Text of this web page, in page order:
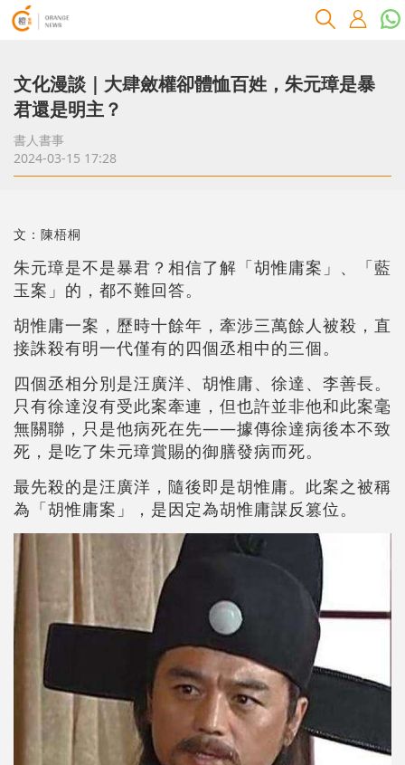
文化漫談｜大肆斂權卻體恤百姓，朱元璋是暴
君還是明主？
書人書事
2024-03-15 17:28
文：陳梧桐
朱元璋是不是暴君？相信了解「胡惟庸案」、「藍
玉案」的，都不難回答。
胡惟庸一案，歷時十餘年，牽涉三萬餘人被殺，直
接誅殺有明一代僅有的四個丞相中的三個。
四個丞相分別是汪廣洋、胡惟庸、徐達、李善長。
只有徐達沒有受此案牽連，但也許並非他和此案毫
無關聯，只是他病死在先——據傳徐達病後本不致
死，是吃了朱元璋賞賜的御膳發病而死。
最先殺的是汪廣洋，隨後即是胡惟庸。此案之被稱
為「胡惟庸案」，是因定為胡惟庸謀反篡位。